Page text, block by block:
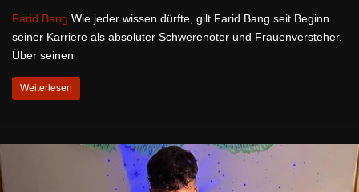
Farid Bang Wie jeder wissen dürfte, gilt Farid Bang seit Beginn
seiner Karriere als absoluter Schwerenöter und Frauenversteher.
Über seinen
Weiterlesen